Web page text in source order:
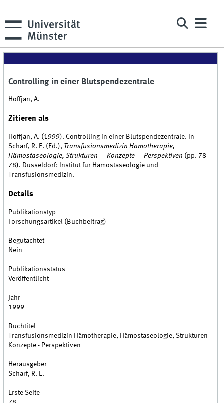
Controlling in einer Blutspendezentrale
Hoffjan, A.
Zitieren als
Hoffjan, A. (1999). Controlling in einer Blutspendezentrale. In
Scharf, R. E. (Ed.), Transfusionsmedizin Hämotherapie,
Hämostaseologie, Strukturen — Konzepte — Perspektiven (pp. 78–
78). Düsseldorf: Institut für Hämostaseologie und
Transfusionsmedizin.
Details
Publikationstyp
Forschungsartikel (Buchbeitrag)
Begutachtet
Nein
Publikationsstatus
Veröffentlicht
Jahr
1999
Buchtitel
Transfusionsmedizin Hämotherapie, Hämostaseologie, Strukturen -
Konzepte - Perspektiven
Herausgeber
Scharf, R. E.
Erste Seite